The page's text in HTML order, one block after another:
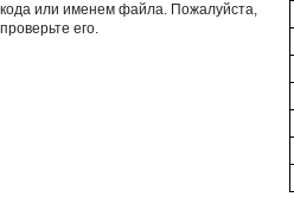
кода или именем файла. Пожалуйста,
проверьте его.